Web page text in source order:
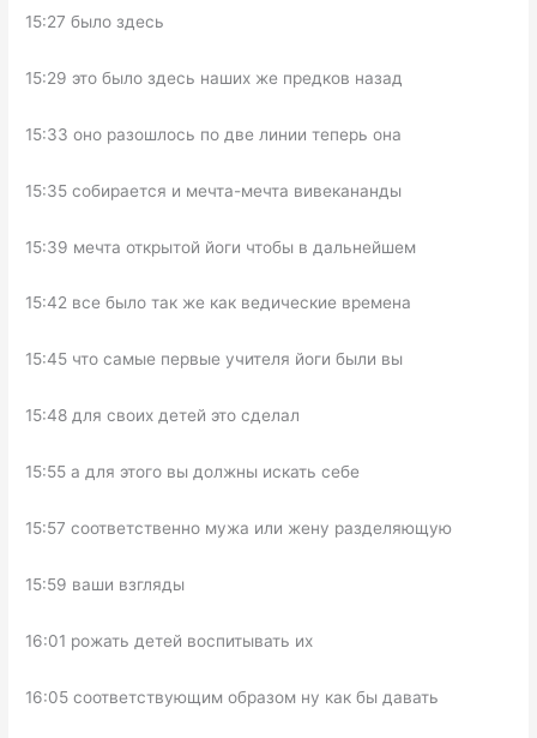
15:27 было здесь
15:29 это было здесь наших же предков назад
15:33 оно разошлось по две линии теперь она
15:35 собирается и мечта-мечта вивекананды
15:39 мечта открытой йоги чтобы в дальнейшем
15:42 все было так же как ведические времена
15:45 что самые первые учителя йоги были вы
15:48 для своих детей это сделал
15:55 а для этого вы должны искать себе
15:57 соответственно мужа или жену разделяющую
15:59 ваши взгляды
16:01 рожать детей воспитывать их
16:05 соответствующим образом ну как бы давать